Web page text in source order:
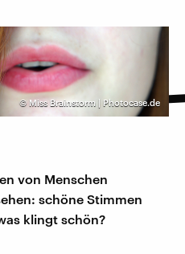
© Miss Brainstorm | Photocase.de
von Menschen
schöne Stimmen
klingt schön?